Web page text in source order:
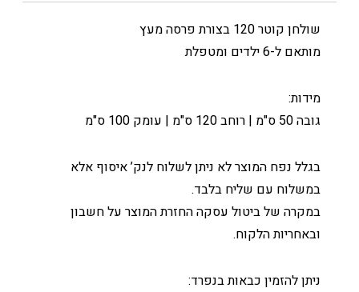
שולחן קוטר 120 בצורת פרסה מעץ
מותאם ל-6 ילדים ומטפלת
מידות:
גובה 50 ס"מ | רוחב 120 ס"מ | עומק 100 ס"מ
בגלל נפח המוצר לא ניתן לשלוח לנק’ איסוף אלא
במשלוח עם שליח בלבד.
במקרה של ביטול עסקה החזרת המוצר על חשבון
ובאחריות הלקוח.
ניתן להזמין כבאות בנפרד: